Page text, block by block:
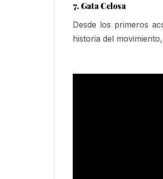
7. Gata Celosa
Desde los primeros
historia del